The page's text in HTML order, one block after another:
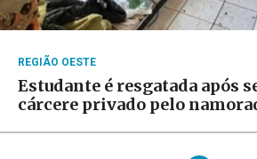
REGIÃO OESTE
Estudante é resgatada após
cárcere privado pelo